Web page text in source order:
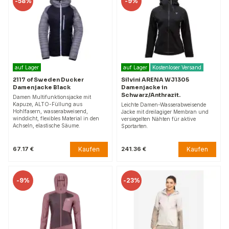
auf Lager
2117 of Sweden Ducker
Damenjacke Black
Damen Multifunktionsjacke mit
Kapuze, ALTO-Füllung aus
Hohlfasern, wasserabweisend,
winddicht, flexibles Material in den
Achseln, elastische Säume.
67.17 € Kaufen
auf Lager Kostenloser Versand
Silvini ARENA WJ1305
Damenjacke in
Schwarz/Anthrazit.
Leichte Damen-Wasserabweisende
Jacke mit dreilagiger Membran und
versiegelten Nähten für aktive
Sportarten.
241.36 € Kaufen
-9% -23%